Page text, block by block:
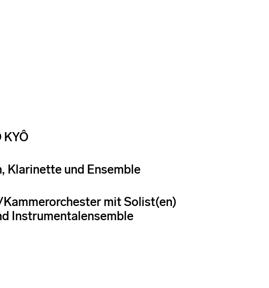
KYÔ
Klarinette und Ensemble
mit Solist(en)
Instrumentalensemble